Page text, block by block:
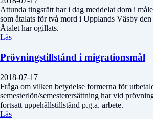
Attunda tingsrätt har i dag meddelat dom i
som åtalats för två mord i Upplands Väsby
Åtalet har ogillats.
Läs
Prövningstillstånd i migrationsmål
2018-07-17
Fråga om vilken betydelse formerna för
semesterlön/semesterersättning har vid
fortsatt uppehållstillstånd p.g.a. arbete.
Läs